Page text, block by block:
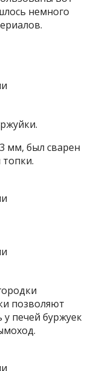
немного
мм, был сварен
топки.
позволяют
печей буржуек